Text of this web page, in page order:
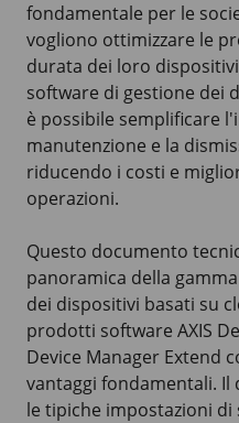
fondamentale per le
vogliono ottimizzare le
durata dei loro
software di gestione dei
è possibile semplificare
manutenzione e la
riducendo i costi e
operazioni.
Questo documento
panoramica della
dei dispositivi basati su
prodotti software AXIS
Device Manager Extend
vantaggi fondamentali.
le tipiche impostazioni